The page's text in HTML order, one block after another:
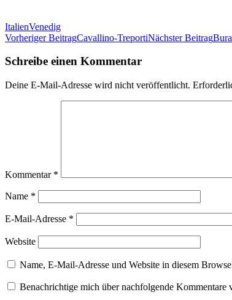
ItalienVenedig
Beitrags-
Navigation
Vorheriger BeitragCavallino-TreportiNächster Beitrag
Schreibe einen Kommentar
Deine E-Mail-Adresse wird nicht veröffentlicht.
Kommentar *
Name *
E-Mail-Adresse *
Website
Name, E-Mail-Adresse und Website in diesem
Benachrichtige mich über nachfolgende Kommentare